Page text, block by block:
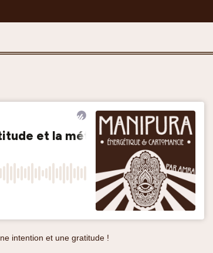
intention et une gratitude !